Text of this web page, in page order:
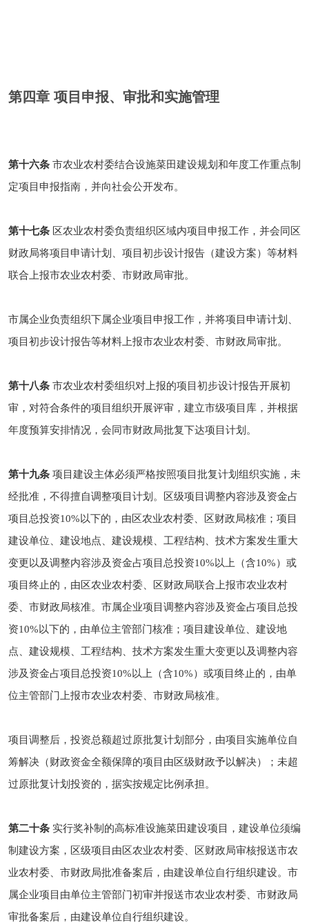
第四章 项目申报、审批和实施管理
第十六条市农业农村委结合设施菜田建设规划和年度工作重点制
定项目申报指南，并向社会公开发布。
第十七条区农业农村委负责组织区域内项目申报工作，并会同区
财政局将项目申请计划、项目初步设计报告（建设方案）等材料
联合上报市农业农村委、市财政局审批。
市属企业负责组织下属企业项目申报工作，并将项目申请计划、
项目初步设计报告等材料上报市农业农村委、市财政局审批。
第十八条市农业农村委组织对上报的项目初步设计报告开展初
审，对符合条件的项目组织开展评审，建立市级项目库，并根据
年度预算安排情况，会同市财政局批复下达项目计划。
第十九条项目建设主体必须严格按照项目批复计划组织实施，未
经批准，不得擅自调整项目计划。区级项目调整内容涉及资金占
项目总投资10%以下的，由区农业农村委、区财政局核准；项目
建设单位、建设地点、建设规模、工程结构、技术方案发生重大
变更以及调整内容涉及资金占项目总投资10%以上（含10%）或
项目终止的，由区农业农村委、区财政局联合上报市农业农村
委、市财政局核准。市属企业项目调整内容涉及资金占项目总投
资10%以下的，由单位主管部门核准；项目建设单位、建设地
点、建设规模、工程结构、技术方案发生重大变更以及调整内容
涉及资金占项目总投资10%以上（含10%）或项目终止的，由单
位主管部门上报市农业农村委、市财政局核准。
项目调整后，投资总额超过原批复计划部分，由项目实施单位自
筹解决（财政资金全额保障的项目由区级财政予以解决）；未超
过原批复计划投资的，据实按规定比例承担。
第二十条实行奖补制的高标准设施菜田建设项目，建设单位须编
制建设方案，区级项目由区农业农村委、区财政局审核报送市农
业农村委、市财政局批准备案后，由建设单位自行组织建设。市
属企业项目由单位主管部门初审并报送市农业农村委、市财政局
审批备案后，由建设单位自行组织建设。